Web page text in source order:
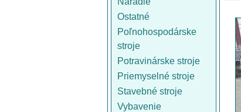
Ostatné
Poľnohospodárske
stroje
Potravinárske stroje
Priemyselné stroje
Stavebné stroje
Vybavenie